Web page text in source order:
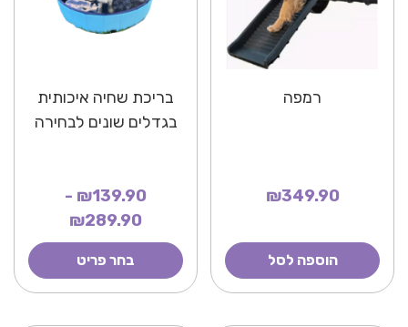
רמפה
₪349.90
הוספה לסל
בריכת שחיה איכותית
בגדלים שונים לבחירה
₪139.90 -
₪289.90
בחר פריט